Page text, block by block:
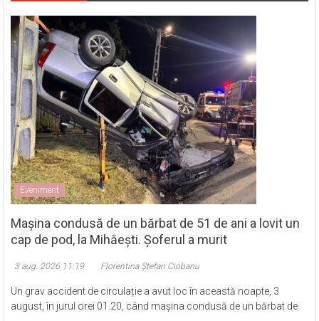
Eveniment
Mașina condusă de un bărbat de 51 de ani a lovit un
cap de pod, la Mihăești. Șoferul a murit
3 aug. 2026 11:19 Florentina Ștefan Ciobanu
Un grav accident de circulație a avut loc în această noapte, 3
august, în jurul orei 01.20, când mașina condusă de un bărbat de